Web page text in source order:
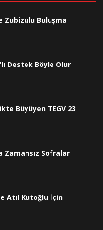
Zubizulu Buluşma
Destek Böyle Olur
Büyüyen TEGV 23
Zamansız Sofralar
Atıl Kutoğlu İçin